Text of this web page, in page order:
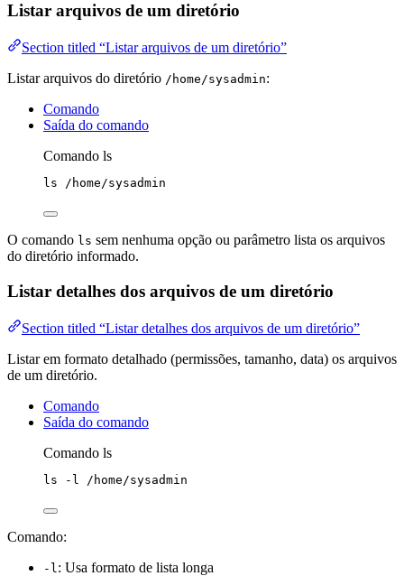
Listar arquivos de um diretório
Section titled “Listar arquivos de um diretório”
Listar arquivos do diretório /home/sysadmin:
Comando
Saída do comando
Comando ls
ls /home/sysadmin
O comando ls sem nenhuma opção ou parâmetro lista os arquivos
do diretório informado.
Listar detalhes dos arquivos de um diretório
Section titled “Listar detalhes dos arquivos de um diretório”
Listar em formato detalhado (permissões, tamanho, data) os arquivos
de um diretório.
Comando
Saída do comando
Comando ls
ls -l /home/sysadmin
Comando:
-l : Usa formato de lista longa